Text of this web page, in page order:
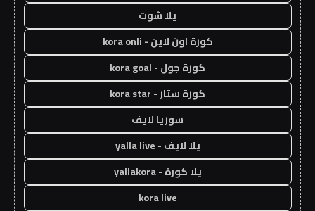
يلا شوت
كورة اون لاين - kora onli
كورة جول - kora goal
كورة ستار - kora star
سوريا لايف
يلا لايف - yalla live
يلا كورة - yallakora
kora live